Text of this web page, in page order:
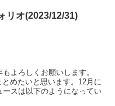
リオ(2023/12/31)
よろしくお願いします。
めたいと思います。12月に
スは以下のようになってい